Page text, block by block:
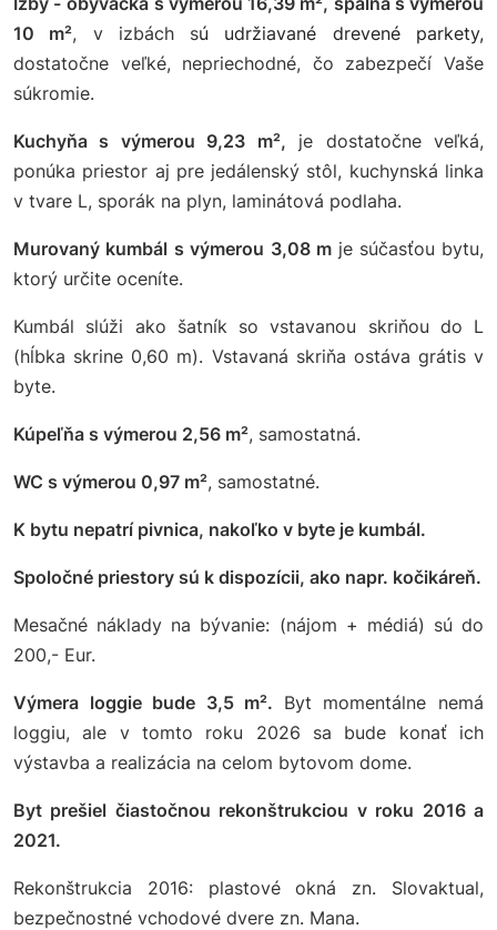
10 m², v izbách sú udržiavané drevené parkety,
dostatočne veľké, nepriechodné, čo zabezpečí Vaše
súkromie.
Kuchyňa s výmerou 9,23 m², je dostatočne veľká,
ponúka priestor aj pre jedálenský stôl, kuchynská linka
v tvare L, sporák na plyn, laminátová podlaha.
Murovaný kumbál s výmerou 3,08 mje súčasťou bytu,
ktorý určite oceníte.
Kumbál slúži ako šatník so vstavanou skriňou do L
(hĺbka skrine 0,60 m). Vstavaná skriňa ostáva grátis v
byte.
Kúpeľňa s výmerou 2,56 m², samostatná.
WC s výmerou 0,97 m², samostatné.
K bytu nepatrí pivnica, nakoľko v byte je kumbál.
Spoločné priestory sú k dispozícii, ako napr. kočikáreň.
Mesačné náklady na bývanie: (nájom + médiá) sú do
200,- Eur.
Výmera loggie bude 3,5 m². Byt momentálne nemá
loggiu, ale v tomto roku 2026 sa bude konať ich
výstavba a realizácia na celom bytovom dome.
Byt prešiel čiastočnou rekonštrukciou v roku 2016 a
2021.
Rekonštrukcia 2016: plastové okná zn. Slovaktual,
bezpečnostné vchodové dvere zn. Mana.